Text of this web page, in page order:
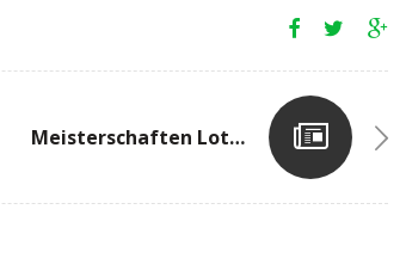
Meisterschaften Lothringen Sarreguemines / F